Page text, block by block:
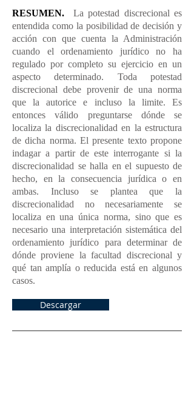
RESUMEN.
La potestad discrecional es
entendida como la posibilidad de decisión y
acción con que cuenta la Administración
cuando el ordenamiento jurídico no ha
regulado por completo su ejercicio en un
aspecto determinado. Toda potestad
discrecional debe provenir de una norma
que la autorice e incluso la limite. Es
entonces válido preguntarse dónde se
localiza la discrecionalidad en la estructura
de dicha norma. El presente texto propone
indagar a partir de este interrogante si la
discrecionalidad se halla en el supuesto de
hecho, en la consecuencia jurídica o en
ambas. Incluso se plantea que la
discrecionalidad no necesariamente se
localiza en una única norma, sino que es
necesario una interpretación sistemática del
ordenamiento jurídico para determinar de
dónde proviene la facultad discrecional y
qué tan amplía o reducida está en algunos
casos.
Descargar